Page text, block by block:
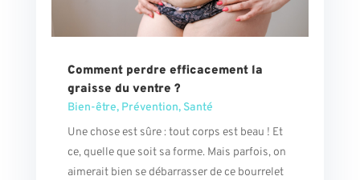
Comment perdre efficacement la
graisse du ventre ?
Bien-être, Prévention, Santé
Une chose est sûre : tout corps est beau ! Et
ce, quelle que soit sa forme. Mais parfois, on
aimerait bien se débarrasser de ce bourrelet